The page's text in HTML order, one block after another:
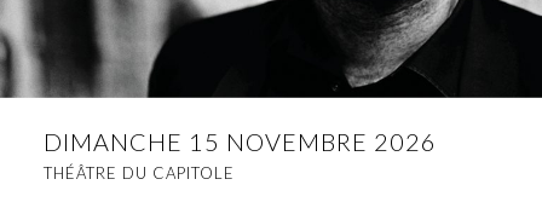
DIMANCHE 15 NOVEMBRE 2026
THÉÂTRE DU CAPITOLE